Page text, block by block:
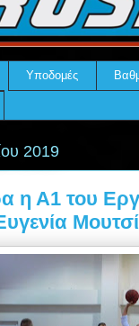
Υποδομές
2019
η Α1 του